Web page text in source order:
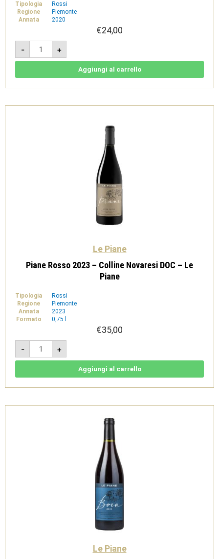
Tipologia
Rossi
Regione
Piemonte
Annata
2020
€24,00
-
Mimmo
2020
-
Vino
Piane
+
Aggiungi al carrello
Le Piane
Piane Rosso 2023 – Colline Novaresi DOC – Le
Piane
Tipologia
Rossi
Regione
Piemonte
Annata
2023
Formato
0,75 l
€35,00
-
Piane
Rosso
2023
-
-
quantità
+
Aggiungi al carrello
Le Piane